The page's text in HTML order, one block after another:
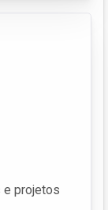
e projetos